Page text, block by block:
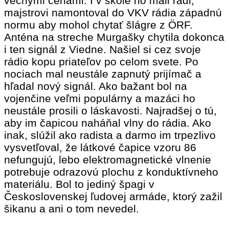
majstrovi namontoval do VKV rádia západnú
normu aby mohol chytať šlágre z ÖRF.
Anténa na streche Murgašky chytila dokonca
i ten signál z Viedne. Našiel si cez svoje
rádio kopu priateľov po celom svete. Po
nociach mal neustále zapnutý prijímač a
hľadal nový signál. Ako bažant bol na
vojenčine veľmi populárny a mazáci ho
neustále prosili o láskavosti. Najradšej o tú,
aby im čapicou naháňal vlny do rádia. Ako
inak, slúžil ako radista a darmo im trpezlivo
vysvetľoval, že látkové čapice vzoru 86
nefungujú, lebo elektromagnetické vlnenie
potrebuje odrazovú plochu z konduktívneho
materiálu. Bol to jediný špagi v
Československej ľudovej armáde, ktorý zažil
šikanu a ani o tom nevedel.